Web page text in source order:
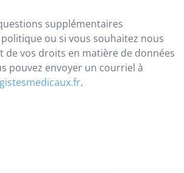
supplémentaires
ou si vous souhaitez nous
de vos droits en matière de données
pouvez envoyer un courriel à
.